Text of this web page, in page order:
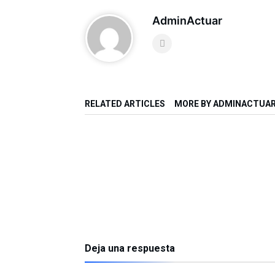
AdminActuar
RELATED ARTICLES MORE BY
Deja una respuesta